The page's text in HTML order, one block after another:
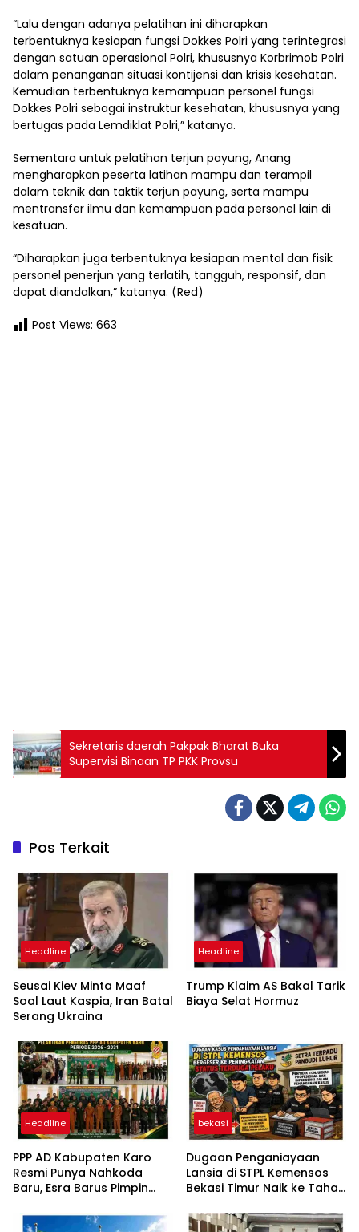
“Lalu dengan adanya pelatihan ini diharapkan
terbentuknya kesiapan fungsi Dokkes Polri yang terintegrasi
dengan satuan operasional Polri, khususnya Korbrimob Polri
dalam penanganan situasi kontijensi dan krisis kesehatan.
Kemudian terbentuknya kemampuan personel fungsi
Dokkes Polri sebagai instruktur kesehatan, khususnya yang
bertugas pada Lemdiklat Polri,” katanya.
Sementara untuk pelatihan terjun payung, Anang
mengharapkan peserta latihan mampu dan terampil
dalam teknik dan taktik terjun payung, serta mampu
mentransfer ilmu dan kemampuan pada personel lain di
kesatuan.
“Diharapkan juga terbentuknya kesiapan mental dan fisik
personel penerjun yang terlatih, tangguh, responsif, dan
dapat diandalkan,” katanya. (Red)
Post Views: 663
Sekretaris daerah Pakpak Bharat Buka
Supervisi Binaan TP PKK Provsu
Pos Terkait
Headline
Seusai Kiev Minta Maaf
Soal Laut Kaspia, Iran Batal
Serang Ukraina
Headline
Trump Klaim AS Bakal Tarik
Biaya Selat Hormuz
Headline
PPP AD Kabupaten Karo
Resmi Punya Nahkoda
Baru, Esra Barus Pimpin
bekasi
Dugaan Penganiayaan
Lansia di STPL Kemensos
Bekasi Timur Naik ke Tahap
Minta Proses Transparan